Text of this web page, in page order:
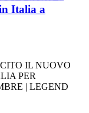
Italia a
IL NUOVO
PER
| LEGEND